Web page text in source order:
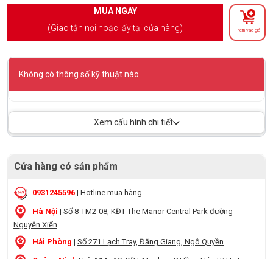
MUA NGAY
(Giao tận nơi hoặc lấy tại cửa hàng)
Thêm vào giỏ
Không có thông số kỹ thuật nào
Xem cấu hình chi tiết
Cửa hàng có sản phẩm
0931245596 | Hotline mua hàng
Hà Nội | Số 8-TM2-08, KĐT The Manor Central Park đường
Nguyễn Xiển
Hải Phòng | Số 271 Lạch Tray, Đằng Giang, Ngô Quyền